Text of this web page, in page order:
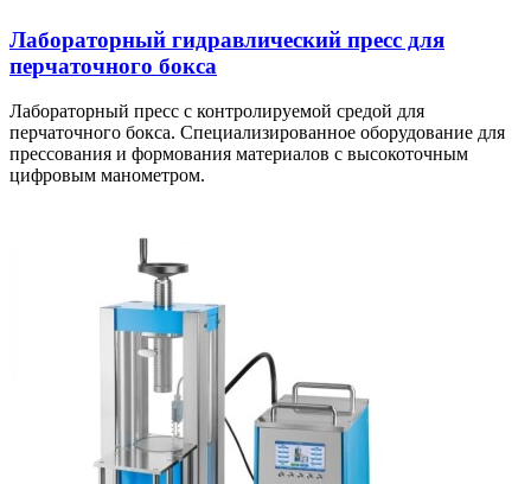
Лабораторный гидравлический пресс для
перчаточного бокса
Лабораторный пресс с контролируемой средой для
перчаточного бокса. Специализированное оборудование для
прессования и формования материалов с высокоточным
цифровым манометром.